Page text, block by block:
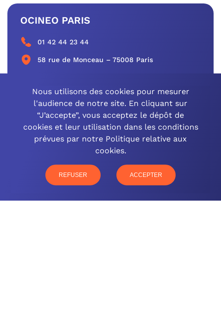
OCINEO PARIS
01 42 44 23 44
58 rue de Monceau – 75008 Paris
CONTACTEZ-NOUS
OCINEO GRAND EST
77 rue Paul Douce – 51480 Damery
CONTACTEZ-NOUS
Nous utilisons des cookies pour mesurer
l'audience de notre site. En cliquant sur
“J’accepte”, vous acceptez le dépôt de
cookies et leur utilisation dans les conditions
prévues par notre Politique relative aux
cookies.
REFUSER ACCEPTER